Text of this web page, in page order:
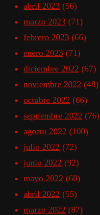
abril 2023 (56)
marzo 2023 (71)
febrero 2023 (66)
enero 2023 (71)
diciembre 2022 (67)
noviembre 2022 (48)
octubre 2022 (66)
septiembre 2022 (76)
agosto 2022 (100)
julio 2022 (72)
junio 2022 (92)
mayo 2022 (60)
abril 2022 (55)
marzo 2022 (87)